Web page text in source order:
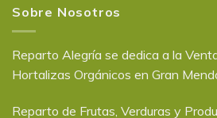
Sobre Nosotros
Reparto Alegría se dedica a la
Hortalizas Orgánicos en Gran
Reparto de Frutas, Verduras y